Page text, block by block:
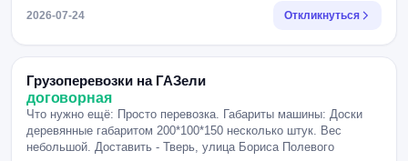
2026-07-24 Откликнуться
Грузоперевозки на ГАЗели
договорная
Что нужно ещё: Просто перевозка. Габариты машины: Доски
деревянные габаритом 200*100*150 несколько штук. Вес
небольшой. Доставить - Тверь, улица Бориса Полевого